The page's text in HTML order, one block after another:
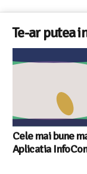
Te-ar putea